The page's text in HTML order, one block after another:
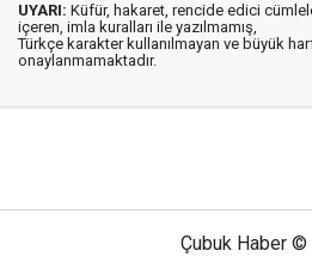
UYARI: Küfür, hakaret, rencide edici
içeren, imla kuralları ile yazılmamış,
Türkçe karakter kullanılmayan ve büyük
onaylanmamaktadır.
Çubuk Haber